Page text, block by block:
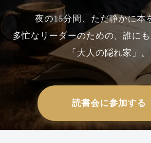
夜の15分間、ただ静かに本
多忙なリーダーのための、誰に
「大人の隠れ家」。
読書会に参加する